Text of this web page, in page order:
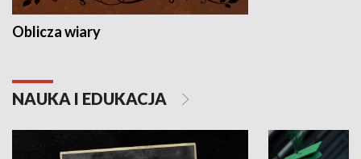
Oblicza wiary
NAUKA I EDUKACJA